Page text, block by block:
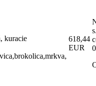
kuracie
618,44
EUR